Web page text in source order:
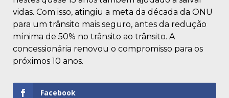
vidas. Com isso, atingiu a meta da década da ONU
para um trânsito mais seguro, antes da redução
mínima de 50% no trânsito ao trânsito. A
concessionária renovou o compromisso para os
próximos 10 anos.
Facebook